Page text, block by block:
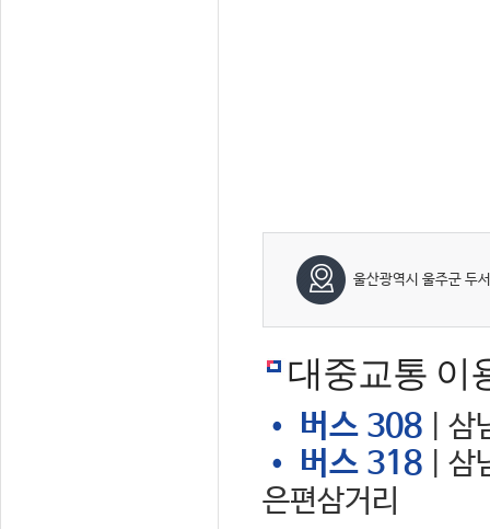
울산광역시 울주군 두
대중교통 이
• 버스 308 | 삼
• 버스 318 | 삼
은편삼거리